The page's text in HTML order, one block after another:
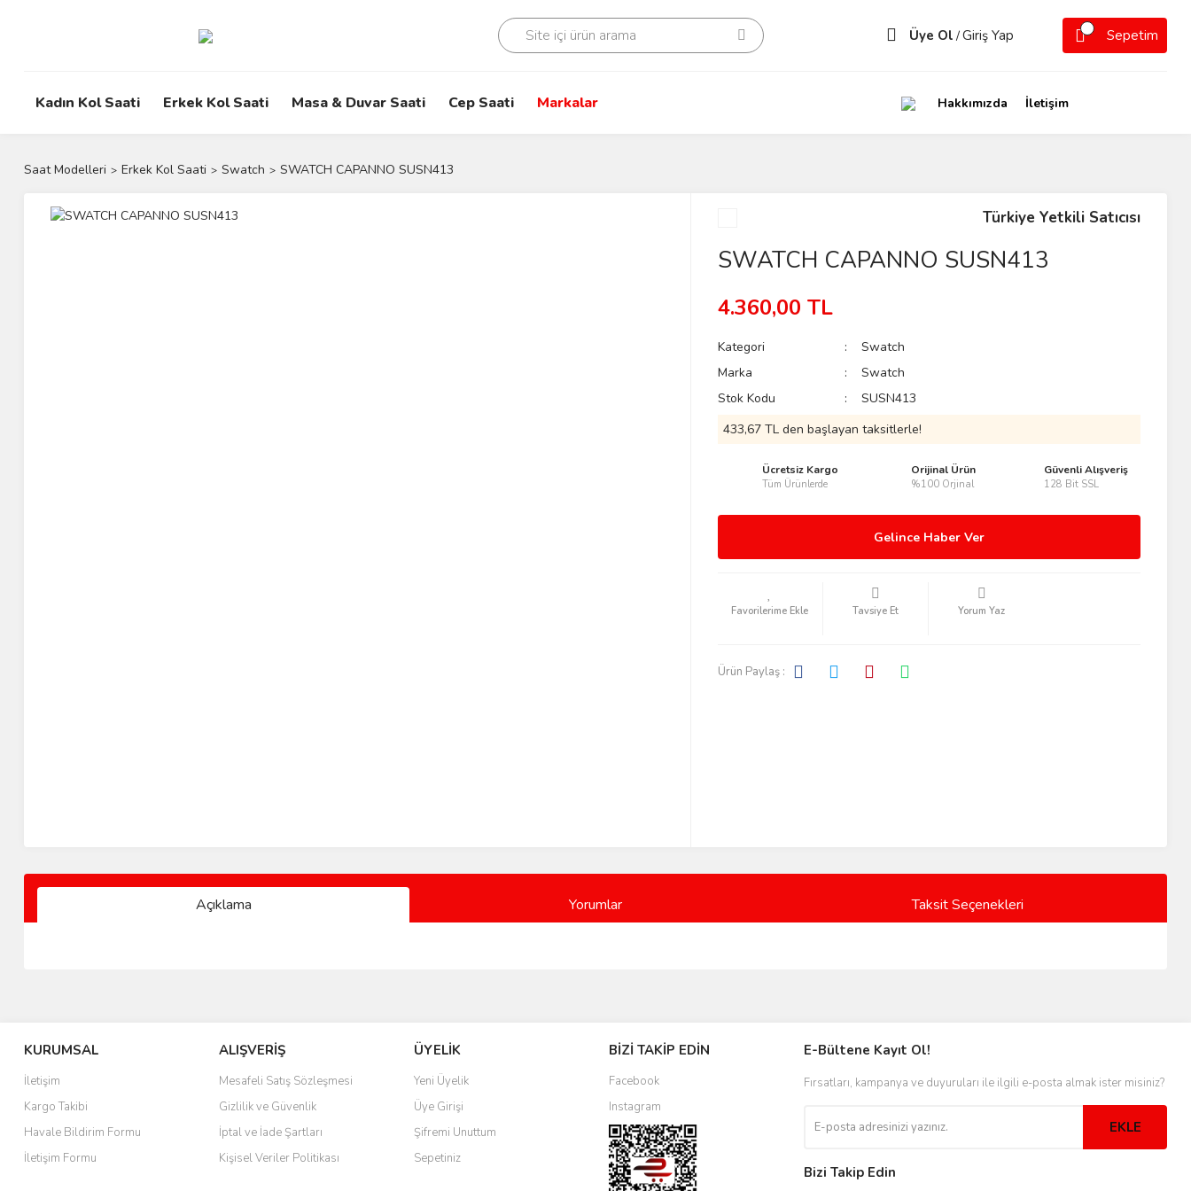
Üye Ol /Giriş Yap Sepetim
Kadın Kol Saati Erkek Kol Saati Masa & Duvar Saati Cep Saati Markalar Hakkımızda İletişim
Saat Modelleri Erkek Kol Saati Swatch SWATCH CAPANNO SUSN413
Türkiye Yetkili Satıcısı
SWATCH CAPANNO SUSN413
4.360,00 TL
Kategori
Swatch
Marka
Swatch
Stok Kodu
SUSN413
433,67 TL den başlayan taksitlerle!
Ücretsiz Kargo
Tüm Ürünlerde
Orijinal Ürün
%100 Orjinal
Güvenli Alışveriş
128 Bit SSL
Gelince Haber Ver
Tavsiye Et Yorum Yaz
Ürün Paylaş :
Açıklama Yorumlar Taksit Seçenekleri
KURUMSAL
İletişim
Kargo Takibi
Havale Bildirim Formu
İletişim Formu
ALIŞVERİŞ
Mesafeli Satış Sözleşmesi
Gizlilik ve Güvenlik
İptal ve İade Şartları
Kişisel Veriler Politikası
ÜYELİK
Yeni Üyelik
Üye Girişi
Şifremi Unuttum
Sepetiniz
BİZİ TAKİP EDİN
Facebook
Instagram
E-Bültene Kayıt Ol!
Fırsatları, kampanya ve duyuruları ile ilgili e-posta almak ister misiniz?
EKLE
Bizi Takip Edin